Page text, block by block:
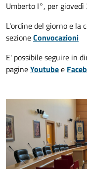
Umberto I°, per
L'ordine del giorno e la
sezioneConvocazioni
E' possibile seguire in
pagineYoutubee